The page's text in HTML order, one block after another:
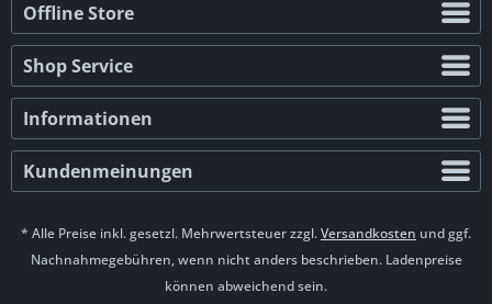
Offline Store
Shop Service
Informationen
Kundenmeinungen
* Alle Preise inkl. gesetzl. Mehrwertsteuer zzgl.Versandkosten und ggf.
Nachnahmegebühren, wenn nicht anders beschrieben. Ladenpreise
können abweichend sein.